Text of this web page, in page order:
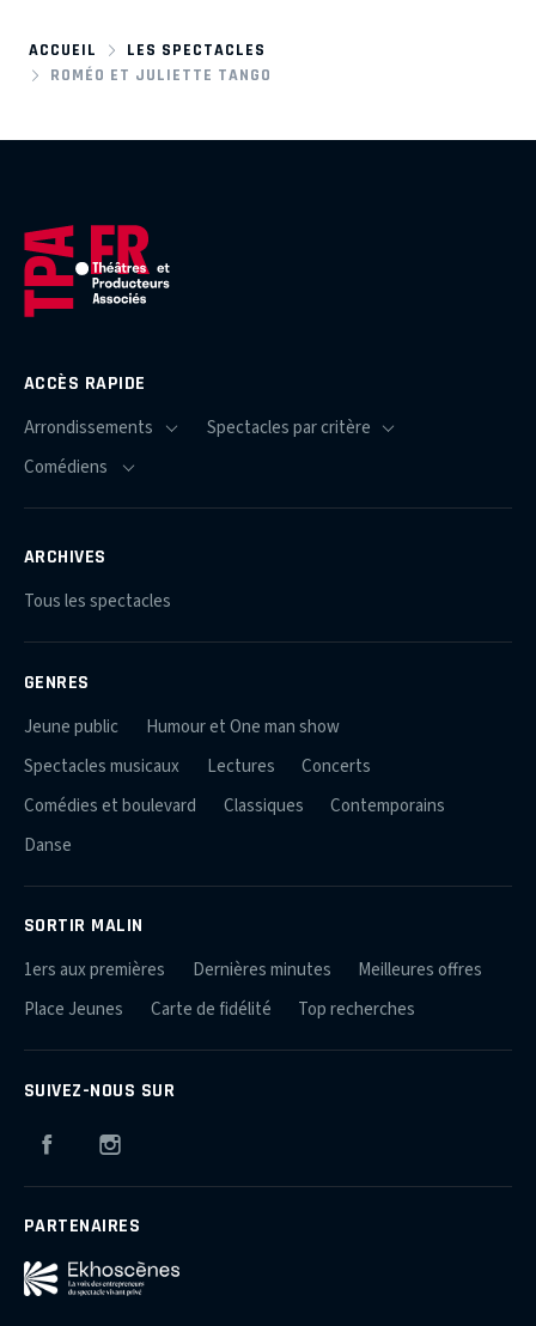
ACCUEIL
LES SPECTACLES
ROMÉO ET JULIETTE TANGO
ACCÈS RAPIDE
ARCHIVES
Tous les spectacles
GENRES
Jeune public
Humour et One man show
Spectacles musicaux
Lectures
Concerts
Comédies et boulevard
Classiques
Contemporains
Danse
SORTIR MALIN
1ers aux premières Dernières minutes
Meilleures offres
Place Jeunes
Carte de fidélité Top recherches
SUIVEZ-NOUS SUR
Facebook
PARTENAIRES